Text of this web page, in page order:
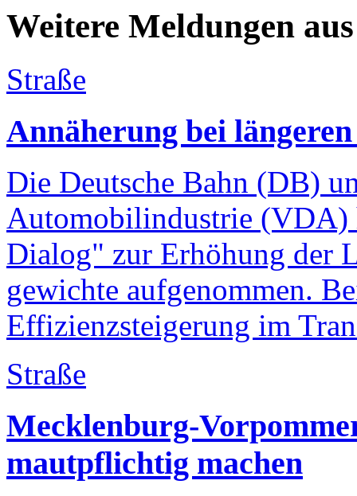
Weitere Meldungen
Straße
Annäherung bei
Die Deutsche Bahn (DB)
Automobilindustrie (VDA)
Dialog" zur Erhöhung der
gewichte aufgenommen.
Effizienzsteigerung im
Straße
Mecklenburg-
mautpflichtig machen